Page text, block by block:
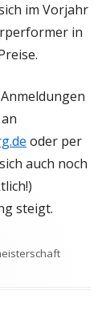
im Vorjahr
in
oder per
auch noch
steigt.